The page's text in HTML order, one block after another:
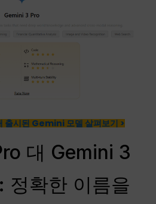
시된 Gemini 모델 살펴보기 >
대 Gemini 3
정확한 이름을